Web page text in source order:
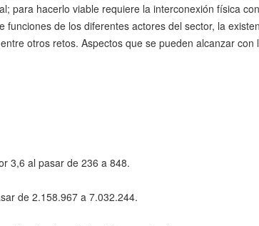
para hacerlo viable requiere la interconexión física
de los diferentes actores del sector, la
otros retos. Aspectos que se pueden alcanzar con
3,6 al pasar de 236 a 848.
de 2.158.967 a 7.032.244.